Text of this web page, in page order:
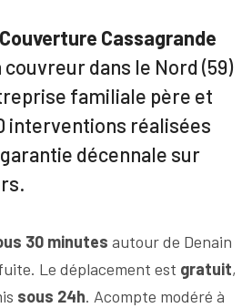
Couverture Cassagrande
dans le Nord (59)
familiale père et
interventions réalisées
décennale sur
30 minutes autour de Denain
Le déplacement est gratuit,
sous 24h. Acompte modéré à